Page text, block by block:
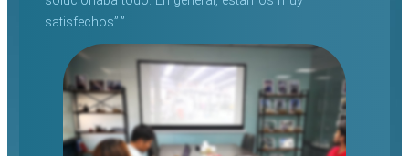
satisfechos”.”